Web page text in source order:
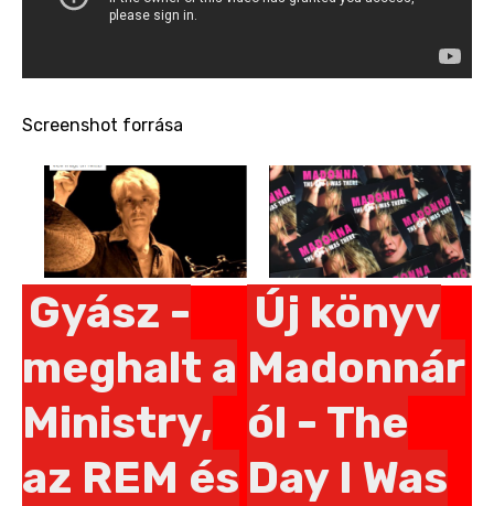
Screenshot forrása
Gyász -
meghalt a
Ministry,
az REM és
Új könyv
Madonnár
ól - The
Day I Was
Pages